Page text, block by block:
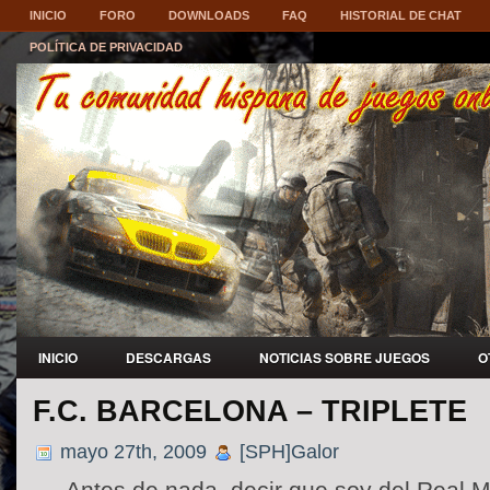
INICIO FORO DOWNLOADS FAQ HISTORIAL DE CHAT
POLÍTICA DE PRIVACIDAD
INICIO DESCARGAS NOTICIAS SOBRE JUEGOS
F.C. BARCELONA – TRIPLETE
mayo 27th, 2009 [SPH]Galor